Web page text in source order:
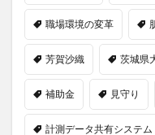
職場環境の変革
芳賀沙織 茨城県
補助金 見守り
計測データ共有システム